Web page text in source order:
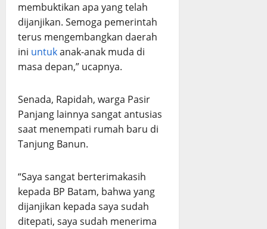
membuktikan apa yang telah
dijanjikan. Semoga pemerintah
terus mengembangkan daerah
ini untukanak-anak muda di
masa depan,” ucapnya.
Senada, Rapidah, warga Pasir
Panjang lainnya sangat antusias
saat menempati rumah baru di
Tanjung Banun.
“Saya sangat berterimakasih
kepada BP Batam, bahwa yang
dijanjikan kepada saya sudah
ditepati, saya sudah menerima